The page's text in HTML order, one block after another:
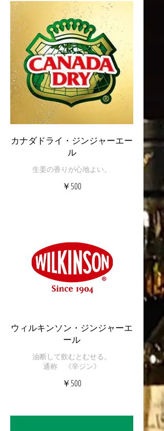
カナダドライ・ジンジャーエー
ル
生姜の香りが心地よい。
￥500
ウィルキンソン・ジンジャーエ
ール
油断して飲むとむせる。
通称 《辛ジン》
￥500